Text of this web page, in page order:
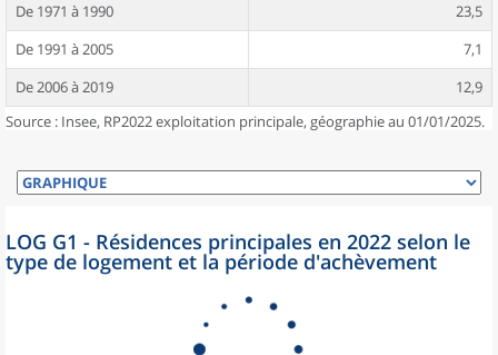
De 1971 à 1990
23,5
De 1991 à 2005
7,1
De 2006 à 2019
12,9
Source : Insee, RP2022 exploitation principale, géographie au 01/01/2025.
LOG G1 - Résidences principales en 2022 selon le
type de logement et la période d'achèvement